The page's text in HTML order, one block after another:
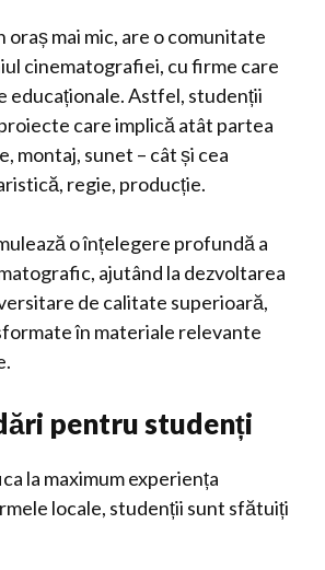
oraș mai mic, are o comunitate
cinematografiei, cu firme care
educaționale. Astfel, studenții
care implică atât partea
montaj, sunet – cât și cea
regie, producție.
o înțelegere profundă a
ajutând la dezvoltarea
de calitate superioară,
în materiale relevante
pentru studenți
la maximum experiența
locale, studenții sunt sfătuiți